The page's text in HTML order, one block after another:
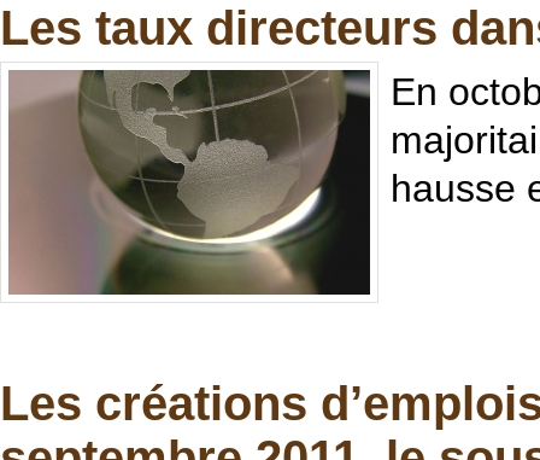
Les taux directeurs
En
hausse
Les créations